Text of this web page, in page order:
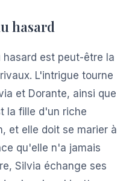
hasard
hasard est peut-être la
L'intrigue tourne
et Dorante, ainsi que
la fille d'un riche
et elle doit se marier à
qu'elle n'a jamais
Silvia échange ses